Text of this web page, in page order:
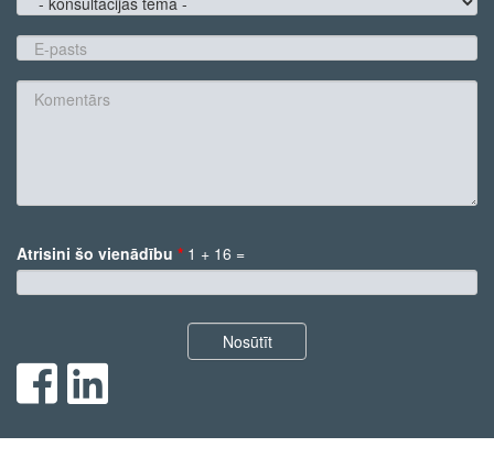
konsultācijas
tēma
E-
pasts
*
Atrisini šo vienādību * 1 + 16 =
Nosūtīt